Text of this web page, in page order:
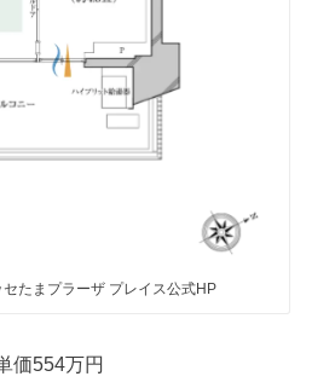
たまプラーザ プレイス公式HP
554万円